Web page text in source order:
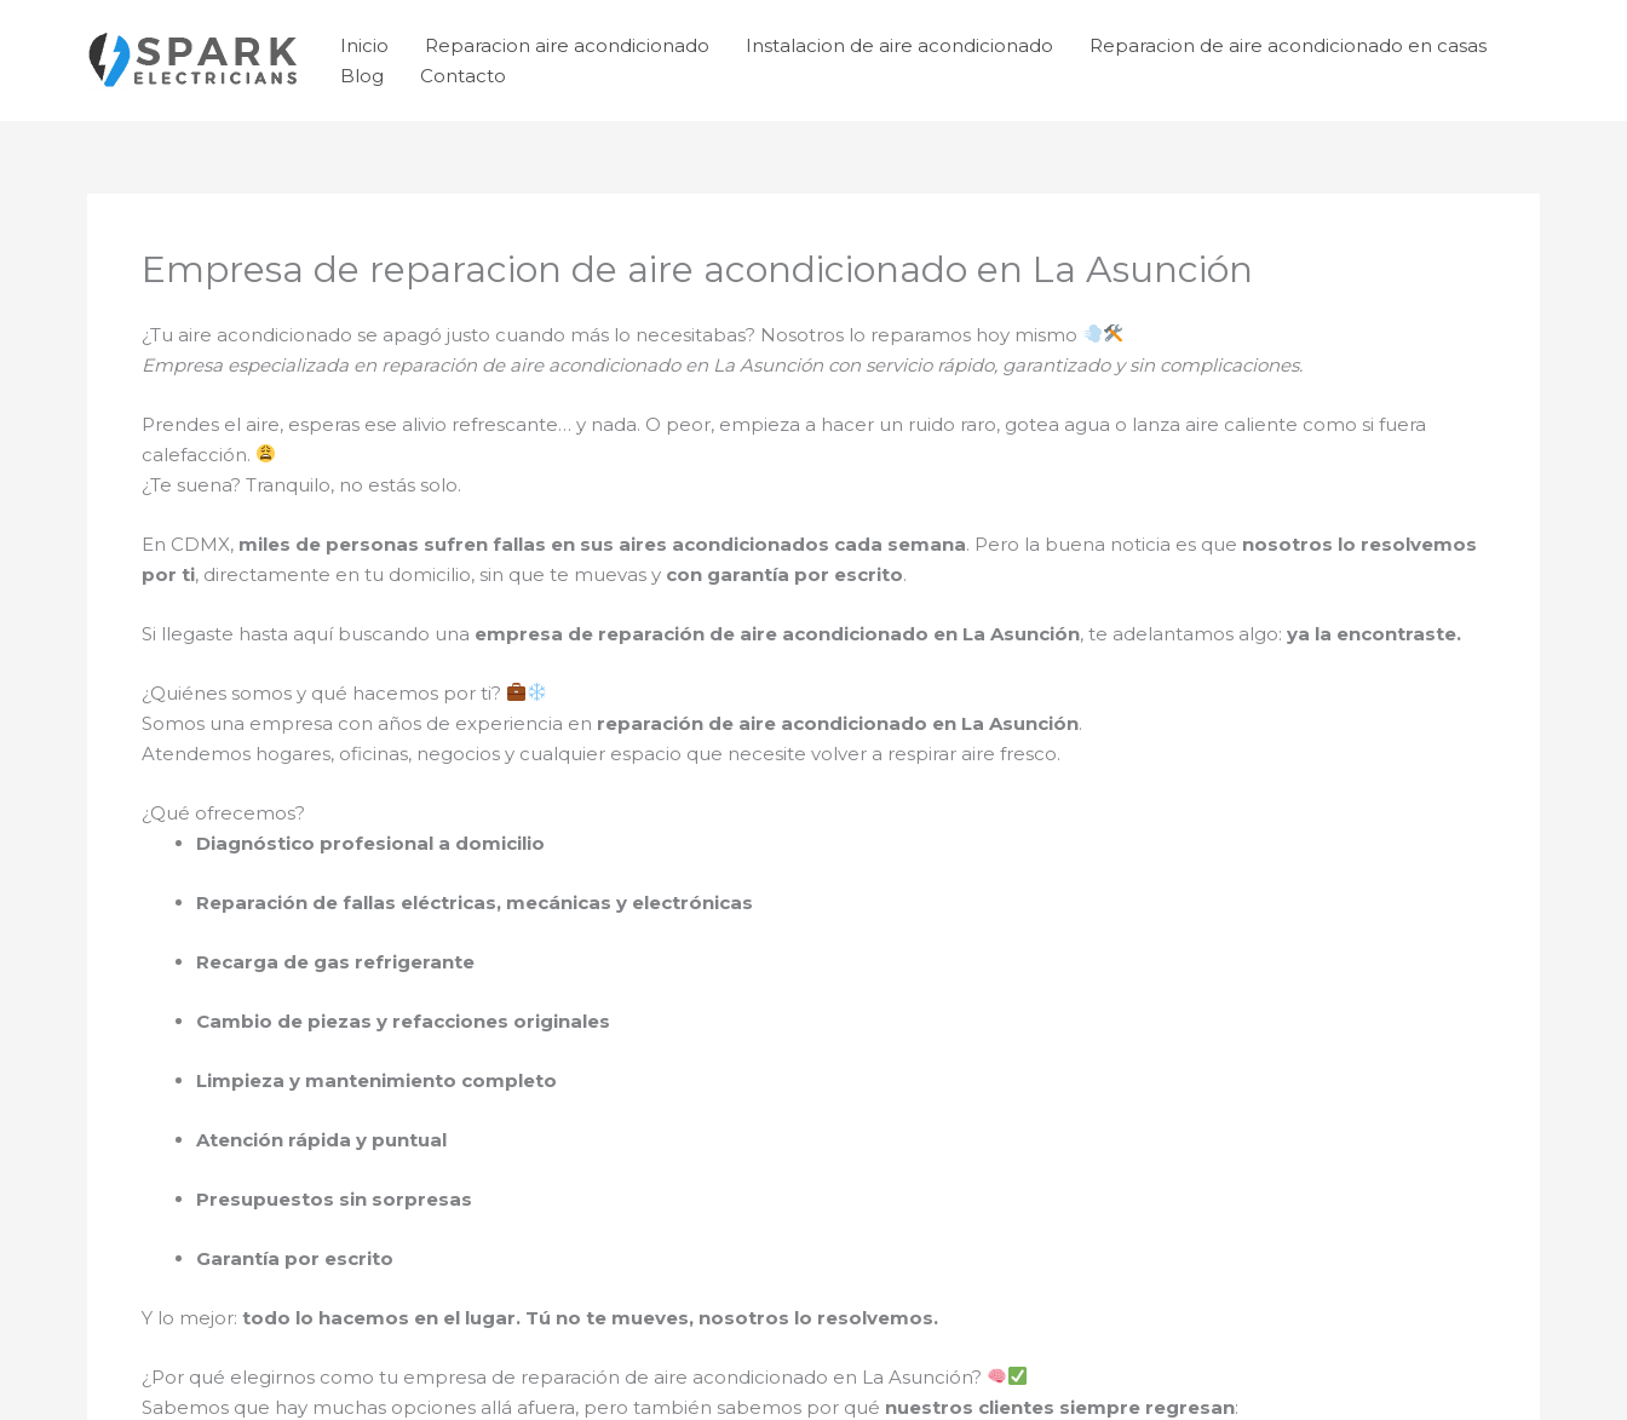
contenido
Inicio Reparacion aire acondicionado Instalacion de aire acondicionado
Reparacion de aire acondicionado en casas
Blog
Contacto
Empresa de reparacion de aire acondicionado en La Asunción
¿Tu aire acondicionado se apagó justo cuando más lo necesitabas? Nosotros lo reparamos hoy mismo
Empresa especializada en reparación de aire acondicionado en La Asunción con servicio rápido, garantizado y sin complicaciones.
Prendes el aire, esperas ese alivio refrescante… y nada. O peor, empieza a hacer un ruido raro, gotea agua o lanza aire caliente como si fuera
calefacción.
¿Te suena? Tranquilo, no estás solo.
En CDMX, miles de personas sufren fallas en sus aires acondicionados cada semana. Pero la buena noticia es que nosotros lo resolvemos
por ti, directamente en tu domicilio, sin que te muevas y con garantía por escrito.
Si llegaste hasta aquí buscando una empresa de reparación de aire acondicionado en La Asunción, te adelantamos algo: ya la encontraste.
¿Quiénes somos y qué hacemos por ti?
Somos una empresa con años de experiencia en reparación de aire acondicionado en La Asunción.
Atendemos hogares, oficinas, negocios y cualquier espacio que necesite volver a respirar aire fresco.
¿Qué ofrecemos?
Diagnóstico profesional a domicilio
Reparación de fallas eléctricas, mecánicas y electrónicas
Recarga de gas refrigerante
Cambio de piezas y refacciones originales
Limpieza y mantenimiento completo
Atención rápida y puntual
Presupuestos sin sorpresas
Garantía por escrito
Y lo mejor: todo lo hacemos en el lugar. Tú no te mueves, nosotros lo resolvemos.
¿Por qué elegirnos como tu empresa de reparación de aire acondicionado en La Asunción?
Sabemos que hay muchas opciones allá afuera, pero también sabemos por qué nuestros clientes siempre regresan: